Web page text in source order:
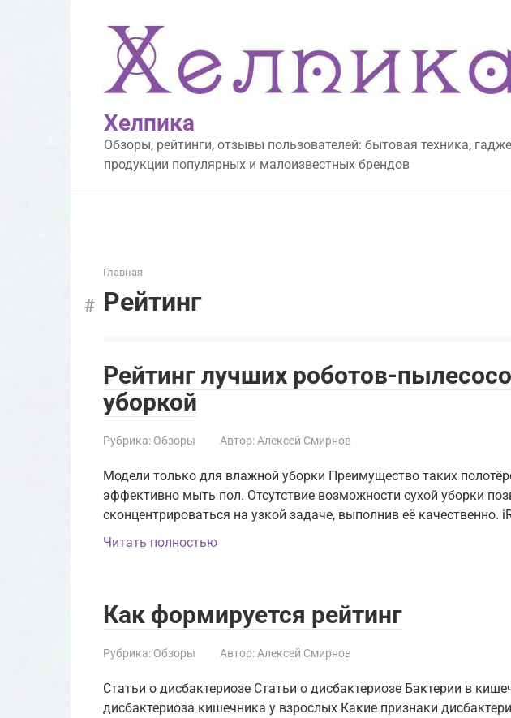
Хелпика
Обзоры, рейтинги, отзывы пользователей: бытовая техника,
продукции популярных и малоизвестных брендов
Главная
Рейтинг
Рейтинг лучших роботов-
уборкой
Рубрика: Обзоры Автор: Алексей Смирнов
Модели только для влажной уборки Преимущество таких
эффективно мыть пол. Отсутствие возможности сухой уборки
сконцентрироваться на узкой задаче, выполнив её качественно.
Читать полностью
Как формируется рейтинг
Рубрика: Обзоры Автор: Алексей Смирнов
Cтатьи о дисбактериозе Cтатьи о дисбактериозе Бактерии в
дисбактериоза кишечника у взрослых Какие признаки